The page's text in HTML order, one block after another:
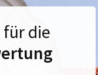
für die